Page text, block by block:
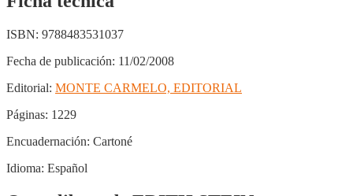
ISBN: 9788483531037
Fecha de publicación: 11/02/2008
Editorial: MONTE CARMELO, EDITORIAL
Páginas: 1229
Encuadernación: Cartoné
Idioma: Español